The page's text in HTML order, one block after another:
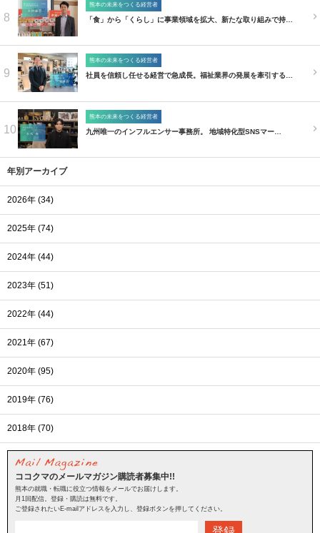
8
熊本の未来をつくる経営者
「食」から「くらし」に事業領域を拡大、新たな取り組みで持…
9
熊本の未来をつくる経営者
社員を信頼し任せる経営で急成長。福祉業界の発展を牽引する…
10
熊本の未来をつくる経営者
九州唯一のインフルエンサー事務所。 地域特化型SNSマー…
年別アーカイブ
2026年 (34)
2025年 (74)
2024年 (44)
2023年 (51)
2022年 (44)
2021年 (67)
2020年 (95)
2019年 (76)
2018年 (70)
ココクマのメールマガジン購読者募集中!!
熊本の就職・転職に役立つ情報をメールでお届けします。
月1回配信。登録・購読は無料です。
ご登録されたいE-mailアドレスを入力し、登録ボタンを押してください。